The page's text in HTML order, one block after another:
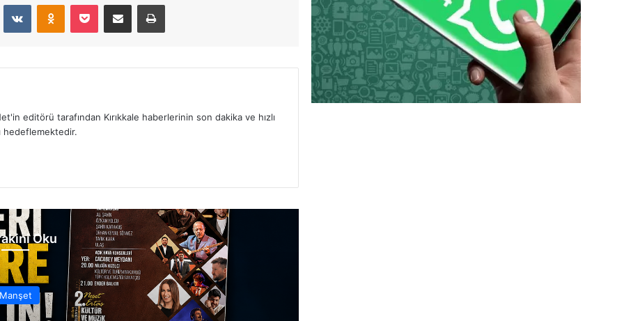
editörü tarafından Kırıkkale haberlerinin son dakika ve hızlı
hedeflemektedir.
Oku